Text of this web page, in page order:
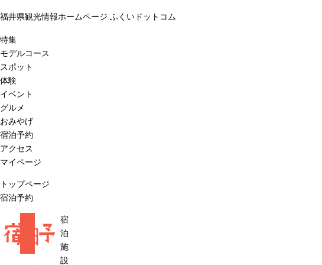
福井県観光情報ホームページ ふくいドットコム
特集
モデルコース
スポット
体験
イベント
グルメ
おみやげ
宿泊予約
アクセス
マイページ
トップページ
宿泊予約
宿泊予
宿
泊
施
設